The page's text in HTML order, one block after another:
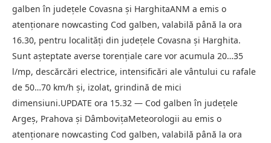
galben în județele Covasna și HarghitaANM a emis o
atenționare nowcasting Cod galben, valabilă până la ora
16.30, pentru localități din județele Covasna și Harghita.
Sunt așteptate averse torențiale care vor acumula 20…35
l/mp, descărcări electrice, intensificări ale vântului cu rafale
de 50…70 km/h și, izolat, grindină de mici
dimensiuni.UPDATE ora 15.32 — Cod galben în județele
Argeș, Prahova și DâmbovițaMeteorologii au emis o
atenționare nowcasting Cod galben, valabilă până la ora